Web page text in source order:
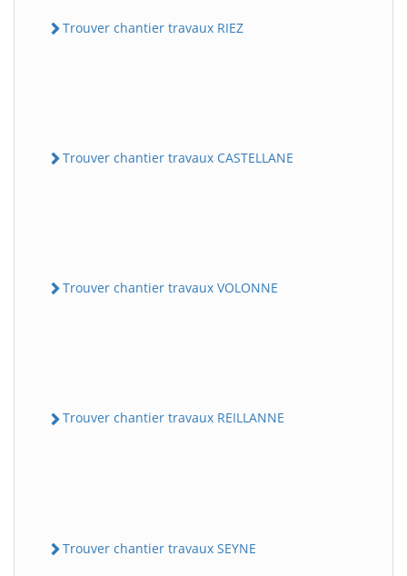
Trouver chantier travaux RIEZ
Trouver chantier travaux CASTELLANE
Trouver chantier travaux VOLONNE
Trouver chantier travaux REILLANNE
Trouver chantier travaux SEYNE